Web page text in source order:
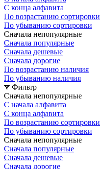
С конца алфавита
По возрастанию сортировки
По убыванию сортировки
Сначала непопулярные
Сначала популярные
Сначала дешевые
Сначала дорогие
По возрастанию наличия
По убыванию наличия
Фильтр
Сначала непопулярные
С начала алфавита
С конца алфавита
По возрастанию сортировки
По убыванию сортировки
Сначала непопулярные
Сначала популярные
Сначала дешевые
Сначала дорогие